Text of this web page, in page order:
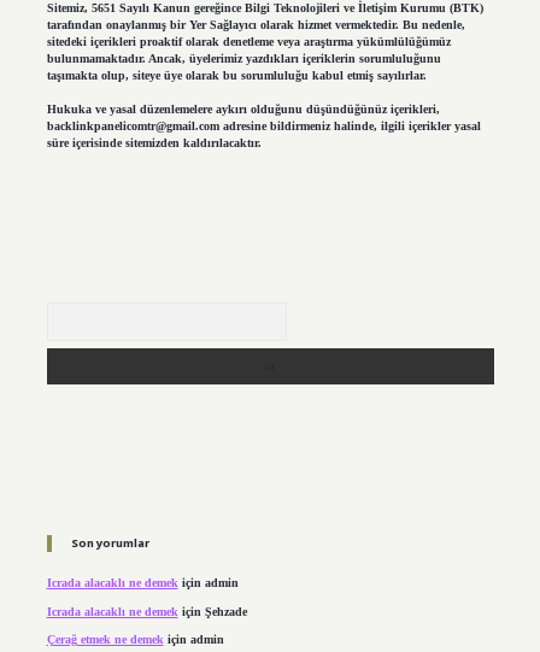
Sitemiz, 5651 Sayılı Kanun gereğince Bilgi Teknolojileri ve İletişim Kurumu (BTK)
tarafından onaylanmış bir Yer Sağlayıcı olarak hizmet vermektedir. Bu nedenle,
sitedeki içerikleri proaktif olarak denetleme veya araştırma yükümlülüğümüz
bulunmamaktadır. Ancak, üyelerimiz yazdıkları içeriklerin sorumluluğunu
taşımakta olup, siteye üye olarak bu sorumluluğu kabul etmiş sayılırlar.
Hukuka ve yasal düzenlemelere aykırı olduğunu düşündüğünüz içerikleri,
backlinkpanelicomtr@gmail.comadresine bildirmeniz halinde, ilgili içerikler yasal
süre içerisinde sitemizden kaldırılacaktır.
Son yorumlar
Icrada alacaklı ne demek için admin
Icrada alacaklı ne demek için Şehzade
Çerağ etmek ne demekiçin admin